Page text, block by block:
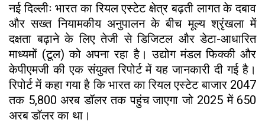
नई दिल्लीः भारत का रियल एस्टेट क्षेत्र बढ़ती लागत के दबाव
और सख्त नियामकीय अनुपालन के बीच मूल्य श्रृंखला में
दक्षता बढ़ाने के लिए तेजी से डिजिटल और डेटा-आधारित
माध्यमों (टूल) को अपना रहा है। उद्योग मंडल फिक्की और
केपीएमजी की एक संयुक्त रिपोर्ट में यह जानकारी दी गई है।
रिपोर्ट में कहा गया है कि भारत का रियल एस्टेट बाजार 2047
तक 5,800 अरब डॉलर तक पहुंच जाएगा जो 2025 में 650
अरब डॉलर का था।